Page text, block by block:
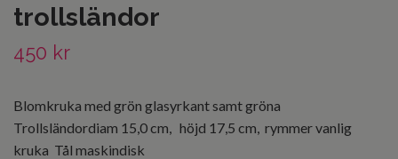
trollsländor
450 kr
Blomkruka med grön glasyrkant samt gröna
Trollsländordiam 15,0 cm, höjd 17,5 cm, rymmer vanlig
kruka Tål maskindisk